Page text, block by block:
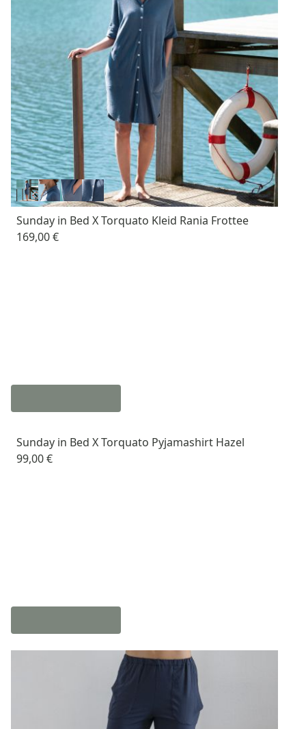
Sunday in Bed X Torquato Kleid Rania Frottee
169,00 €
Sunday in Bed X Torquato Pyjamashirt Hazel
99,00 €